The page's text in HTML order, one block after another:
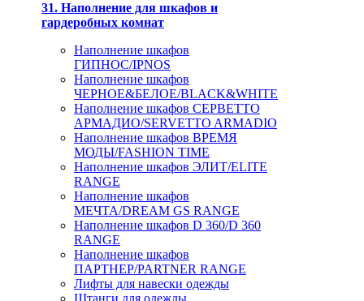
31. Наполнение для шкафов и
гардеробных комнат
Наполнение шкафов
ГИПНОС/IPNOS
Наполнение шкафов
ЧЕРНОЕ&БЕЛОЕ/BLACK&WHITE
Наполнение шкафов СЕРВЕТТО
АРМАДИО/SERVETTO ARMADIO
Наполнение шкафов ВРЕМЯ
МОДЫ/FASHION TIME
Наполнение шкафов ЭЛИТ/ELITE
RANGE
Наполнение шкафов
МЕЧТА/DREAM GS RANGE
Наполнение шкафов D 360/D 360
RANGE
Наполнение шкафов
ПАРТНЕР/PARTNER RANGE
Лифты для навески одежды
Штанги для одежды